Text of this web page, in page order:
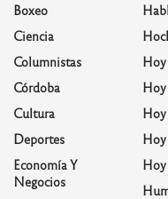
Boxeo
Ciencia
Columnistas
Córdoba
Cultura
Deportes
Economía Y
Negocios
Hoy
Hoy